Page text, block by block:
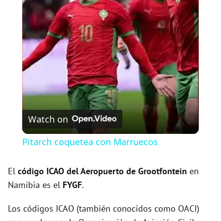
l
a
y
V
i
d
Watch on
Pitarch coquetea con Marruecos
El código ICAO delAeropuerto de Grootfontein en
Namibia es el FYGF.
Los códigos ICAO (también conocidos como OACI)